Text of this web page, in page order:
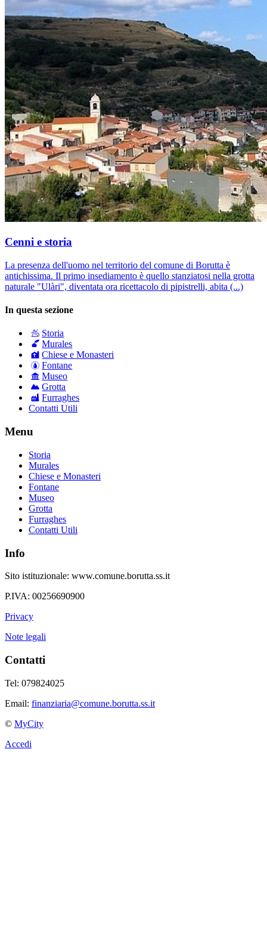
Cenni e storia
La presenza dell'uomo nel territorio del comune di Borutta è
antichissima. Il primo insediamento è quello stanziatosi nella grotta
naturale "Ulàri", diventata ora ricettacolo di pipistrelli, abita (...)
In questa sezione
Storia
Murales
Chiese e Monasteri
Fontane
Museo
Grotta
Furraghes
Contatti Utili
Menu
Storia
Murales
Chiese e Monasteri
Fontane
Museo
Grotta
Furraghes
Contatti Utili
Info
Sito istituzionale: www.comune.borutta.ss.it
P.IVA: 00256690900
Privacy
Note legali
Contatti
Tel: 079824025
Email: finanziaria@comune.borutta.ss.it
© MyCity
Accedi